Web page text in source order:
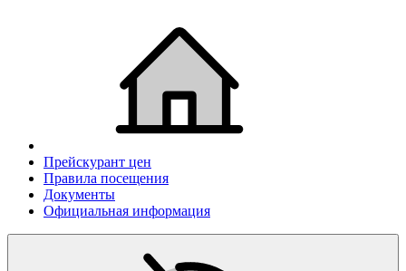
Прейскурант цен
Правила посещения
Документы
Официальная информация